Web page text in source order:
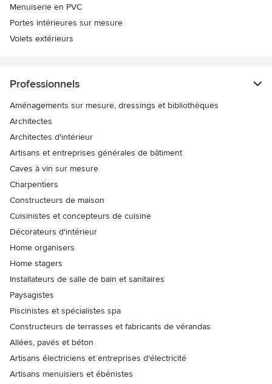
Menuiserie en PVC
Portes intérieures sur mesure
Volets extérieurs
Professionnels
Aménagements sur mesure, dressings et bibliothèques
Architectes
Architectes d'intérieur
Artisans et entreprises générales de bâtiment
Caves à vin sur mesure
Charpentiers
Constructeurs de maison
Cuisinistes et concepteurs de cuisine
Décorateurs d'intérieur
Home organisers
Home stagers
Installateurs de salle de bain et sanitaires
Paysagistes
Piscinistes et spécialistes spa
Constructeurs de terrasses et fabricants de vérandas
Allées, pavés et béton
Artisans électriciens et entreprises d'électricité
Artisans menuisiers et ébénistes